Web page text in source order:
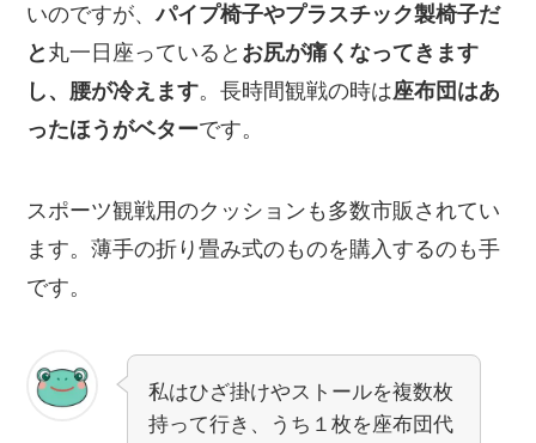
いのですが、パイプ椅子やプラスチック製椅子だ
と 丸一日座っていると お尻が痛くなってきます
し、腰が冷えます。長時間観戦の時は座布団はあ
ったほうがベターです。
スポーツ観戦用のクッションも多数市販されてい
ます。薄手の折り畳み式のものを購入するのも手
です。
私はひざ掛けやストールを複数枚
持って行き、うち１枚を座布団代